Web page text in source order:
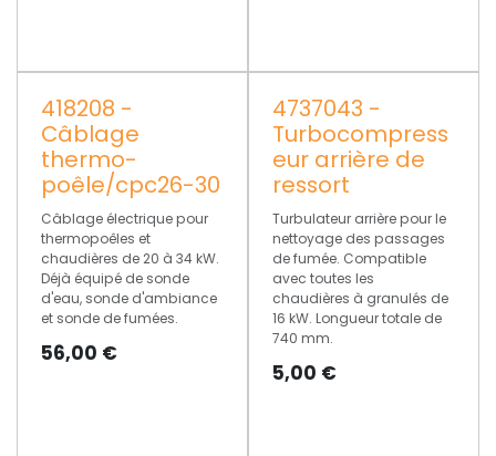
418208 -
Câblage
thermo-
poêle/cpc26-30
Câblage électrique pour
thermopoêles et
chaudières de 20 à 34 kW.
Déjà équipé de sonde
d'eau, sonde d'ambiance
et sonde de fumées.
56,00 €
4737043 -
Turbocompress
eur arrière de
ressort
Turbulateur arrière pour le
nettoyage des passages
de fumée. Compatible
avec toutes les
chaudières à granulés de
16 kW. Longueur totale de
740 mm.
5,00 €